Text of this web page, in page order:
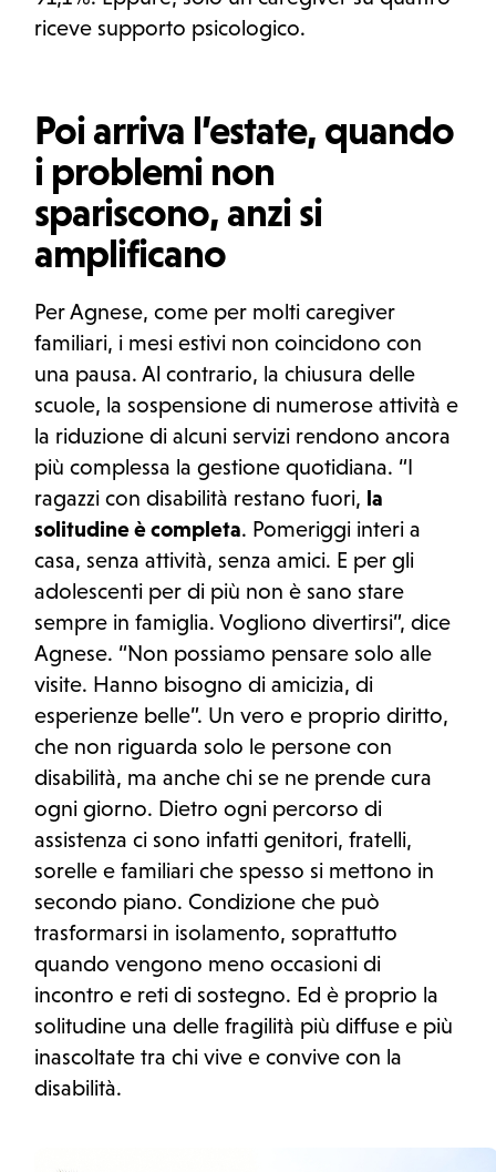
riceve supporto psicologico.
Poi arriva l’estate, quando
i problemi non
spariscono, anzi si
amplificano
Per Agnese, come per molti caregiver
familiari, i mesi estivi non coincidono con
una pausa. Al contrario, la chiusura delle
scuole, la sospensione di numerose attività e
la riduzione di alcuni servizi rendono ancora
più complessa la gestione quotidiana. “I
ragazzi con disabilità restano fuori, la
solitudine è completa. Pomeriggi interi a
casa, senza attività, senza amici. E per gli
adolescenti per di più non è sano stare
sempre in famiglia. Vogliono divertirsi”, dice
Agnese. “Non possiamo pensare solo alle
visite. Hanno bisogno di amicizia, di
esperienze belle”. Un vero e proprio diritto,
che non riguarda solo le persone con
disabilità, ma anche chi se ne prende cura
ogni giorno. Dietro ogni percorso di
assistenza ci sono infatti genitori, fratelli,
sorelle e familiari che spesso si mettono in
secondo piano. Condizione che può
trasformarsi in isolamento, soprattutto
quando vengono meno occasioni di
incontro e reti di sostegno. Ed è proprio la
solitudine una delle fragilità più diffuse e più
inascoltate tra chi vive e convive con la
disabilità.